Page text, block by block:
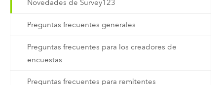
Novedades de Survey123
Preguntas frecuentes generales
Preguntas frecuentes para los creadores de
encuestas
Preguntas frecuentes para remitentes